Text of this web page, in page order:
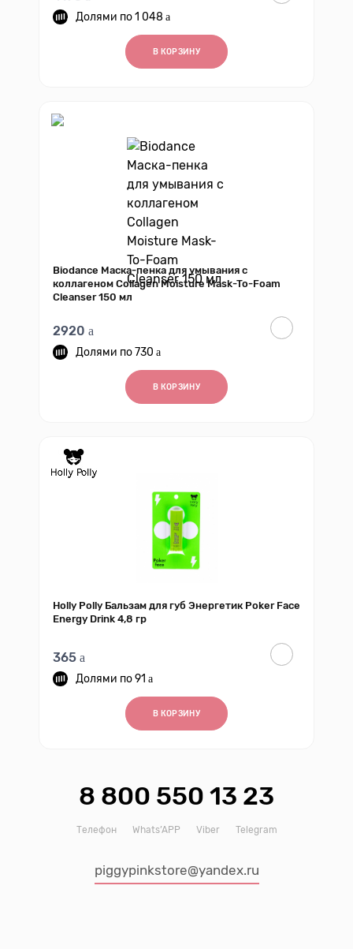
1 048
В КОРЗИНУ
Biodance Маска-пенка для умывания с
коллагеном Collagen Moisture Mask-To-Foam
Cleanser 150 мл
2920
730
В КОРЗИНУ
Holly Polly Бальзам для губ Энергетик Poker Face
Energy Drink 4,8 гр
365
91
В КОРЗИНУ
8 800 550 13 23
Телефон Whats’APP Viber Telegram
piggypinkstore@yandex.ru